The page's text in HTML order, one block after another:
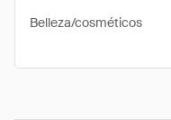
Belleza/cosméticos